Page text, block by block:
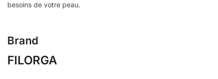
besoins de votre peau.
Brand
FILORGA